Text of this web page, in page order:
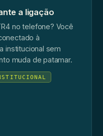
a ligação
no telefone? Você
à
institucional sem
muda de patamar.